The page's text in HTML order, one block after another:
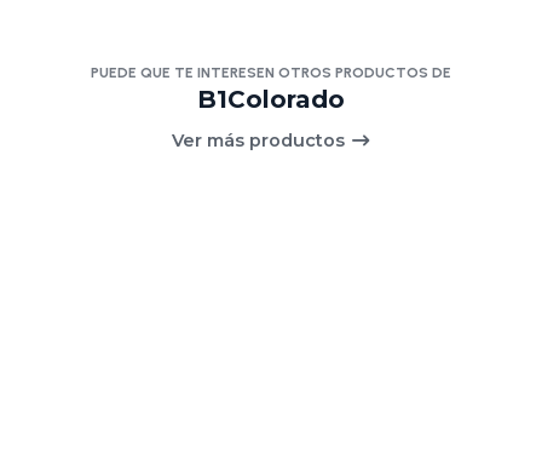
PUEDE QUE TE INTERESEN OTROS PRODUCTOS DE
B1Colorado
Ver más productos